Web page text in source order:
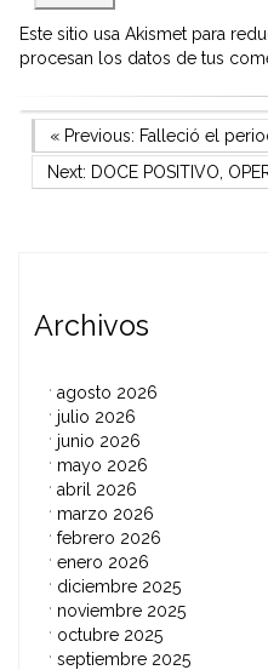
Este sitio usa Akismet para
procesan los datos de tus
Navegación
de
Previous Post
« Previous: Falleció el
Next Post
Next: DOCE POSITIVO,
Archivos
agosto 2026
julio 2026
junio 2026
mayo 2026
abril 2026
marzo 2026
febrero 2026
enero 2026
diciembre 2025
noviembre 2025
octubre 2025
septiembre 2025